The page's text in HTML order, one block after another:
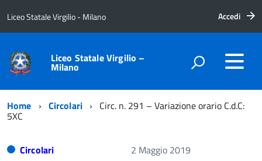
Liceo Statale Virgilio - Milano Accedi
Liceo Statale Virgilio –
Milano
Home Circolari Circ. n. 291 – Variazione orario C.d.C:
5XC
Circolari 2 Maggio 2019